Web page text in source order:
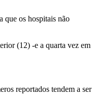
que os hospitais não
(12) -e a quarta vez em
reportados tendem a ser